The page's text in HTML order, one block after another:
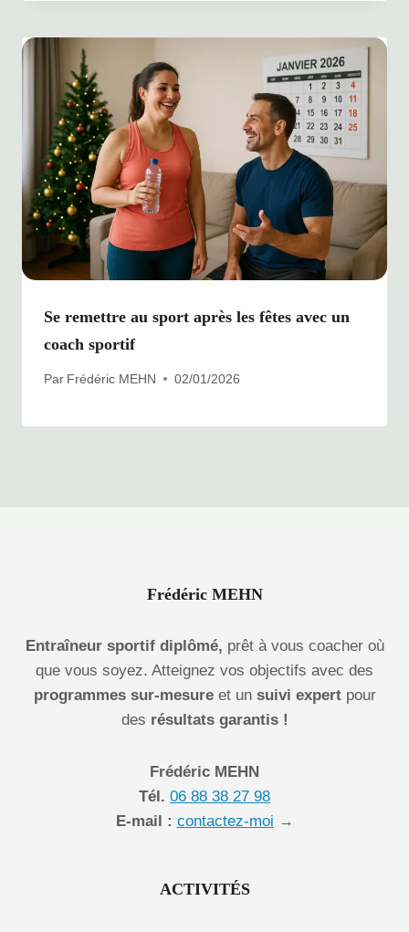
Se remettre au sport après les fêtes avec un
coach sportif
Par Frédéric MEHN 02/01/2026
Frédéric MEHN
Entraîneur sportif diplômé, prêt à vous coacher où
que vous soyez. Atteignez vos objectifs avec des
programmes sur-mesureet un suivi expertpour
des résultats garantis !
Frédéric MEHN
Tél. 06 88 38 27 98
E-mail : contactez-moi →
ACTIVITÉS